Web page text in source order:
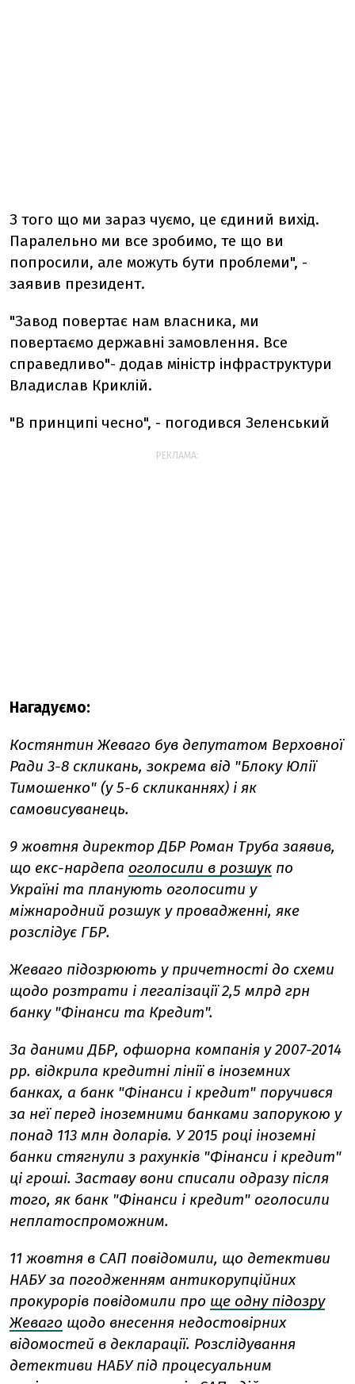
З того що ми зараз чуємо, це єдиний вихід.
Паралельно ми все зробимо, те що ви
попросили, але можуть бути проблеми", -
заявив президент.
"Завод повертає нам власника, ми
повертаємо державні замовлення. Все
справедливо"- додав міністр інфраструктури
Владислав Криклій.
"В принципі чесно", - погодився Зеленський
РЕКЛАМА:
Нагадуємо:
Костянтин Жеваго був депутатом Верховної
Ради 3-8 скликань, зокрема від "Блоку Юлії
Тимошенко" (у 5-6 скликаннях) і як
самовисуванець.
9 жовтня директор ДБР Роман Труба заявив,
що екс-нардепа оголосили в розшук по
Україні та планують оголосити у
міжнародний розшук у провадженні, яке
розслідує ГБР.
Жеваго підозрюють у причетності до схеми
щодо розтрати і легалізації 2,5 млрд грн
банку "Фінанси та Кредит".
За даними ДБР, офшорна компанія у 2007-2014
рр. відкрила кредитні лінії в іноземних
банках, а банк "Фінанси і кредит" поручився
за неї перед іноземними банками запорукою у
понад 113 млн доларів. У 2015 році іноземні
банки стягнули з рахунків "Фінанси і кредит"
ці гроші. Заставу вони списали одразу після
того, як банк "Фінанси і кредит" оголосили
неплатоспроможним.
11 жовтня в САП повідомили, що детективи
НАБУ за погодженням антикорупційних
прокурорів повідомили про ще одну підозру
Жеваго щодо внесення недостовірних
відомостей в декларації. Розслідування
детективи НАБУ під процесуальним